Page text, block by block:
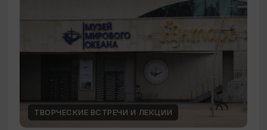
ТВОРЧЕСКИЕ ВСТРЕЧИ И ЛЕКЦИИ